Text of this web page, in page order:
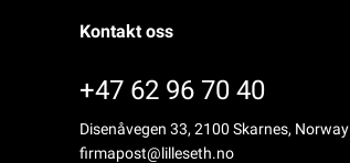
Kontakt oss
+47 62 96 70 40
Disenåvegen 33, 2100 Skarnes, Norway
firmapost@lilleseth.no